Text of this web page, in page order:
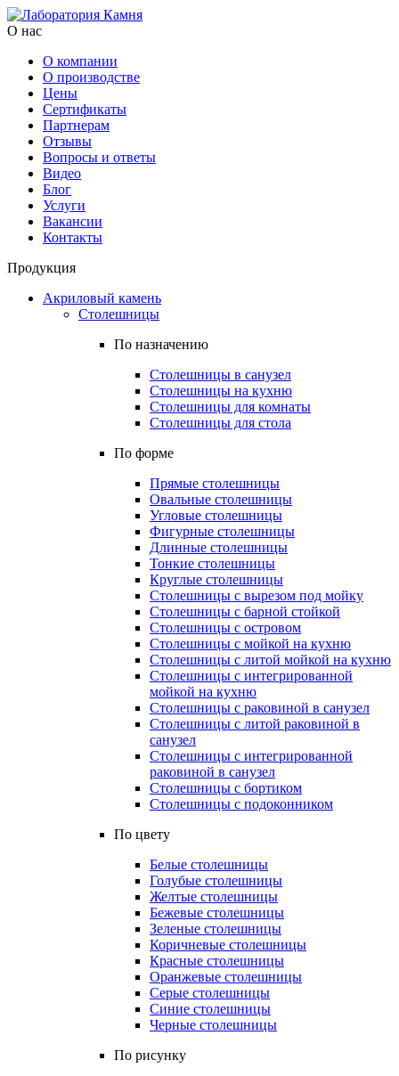
О нас
О компании
О производстве
Цены
Cертификаты
Партнерам
Отзывы
Вопросы и ответы
Видео
Блог
Услуги
Вакансии
Контакты
Продукция
Акриловый камень
Столешницы
По назначению
Столешницы в санузел
Столешницы на кухню
Столешницы для комнаты
Столешницы для стола
По форме
Прямые столешницы
Овальные столешницы
Угловые столешницы
Фигурные столешницы
Длинные столешницы
Тонкие столешницы
Круглые столешницы
Столешницы с вырезом под мойку
Столешницы с барной стойкой
Столешницы с островом
Столешницы с мойкой на кухню
Столешницы с литой мойкой на кухню
Столешницы с интегрированной
мойкой на кухню
Столешницы с раковиной в санузел
Столешницы с литой раковиной в
санузел
Столешницы с интегрированной
раковиной в санузел
Столешницы с бортиком
Столешницы с подоконником
По цвету
Белые столешницы
Голубые столешницы
Желтые столешницы
Бежевые столешницы
Зеленые столешницы
Коричневые столешницы
Красные столешницы
Оранжевые столешницы
Серые столешницы
Синие столешницы
Черные столешницы
По рисунку